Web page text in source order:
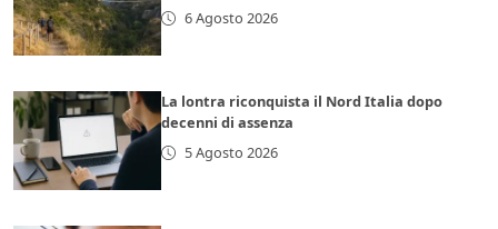
6 Agosto 2026
La lontra riconquista il Nord Italia dopo
decenni di assenza
5 Agosto 2026